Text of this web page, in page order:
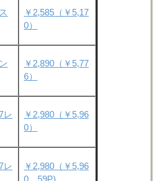
￥2,585（￥5,17
0）
￥2,890（￥5,77
6）
￥2,980（￥5,96
0）
レ
￥2,980（￥5,96
0 59P)